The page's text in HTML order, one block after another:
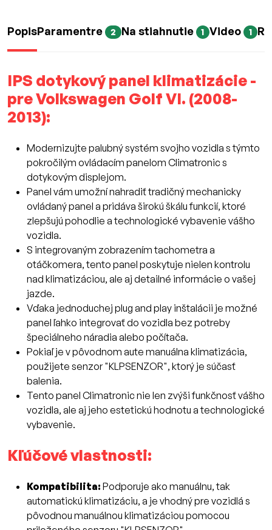
PopisParamentre 2 Na stiahnutie 1 Video 1
IPS dotykový panel klimatizácie -
pre Volkswagen Golf VI. (2008-
2013):
Modernizujte palubný systém svojho vozidla s týmto
pokročilým ovládacím panelom Climatronic s
dotykovým displejom.
Panel vám umožní nahradiť tradičný mechanicky
ovládaný panel a pridáva širokú škálu funkcií, ktoré
zlepšujú pohodlie a technologické vybavenie vášho
vozidla.
S integrovaným zobrazením tachometra a
otáčkomera, tento panel poskytuje nielen kontrolu
nad klimatizáciou, ale aj detailné informácie o vašej
jazde.
Vďaka jednoduchej plug and play inštalácii je možné
panel ľahko integrovať do vozidla bez potreby
špeciálneho náradia alebo počítača.
Pokiaľ je v pôvodnom aute manuálna klimatizácia,
použijete senzor "KLPSENZOR", ktorý je súčasť
balenia.
Tento panel Climatronic nie len zvýši funkčnosť vášho
vozidla, ale aj jeho estetickú hodnotu a technologické
vybavenie.
Kľúčové vlastnosti:
Kompatibilita: Podporuje ako manuálnu, tak
automatickú klimatizáciu, a je vhodný pre vozidlá s
pôvodnou manuálnou klimatizáciou pomocou